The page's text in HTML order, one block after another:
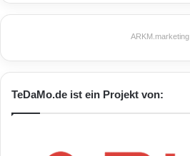
ARKM.marketing
TeDaMo.de ist ein Projekt von: